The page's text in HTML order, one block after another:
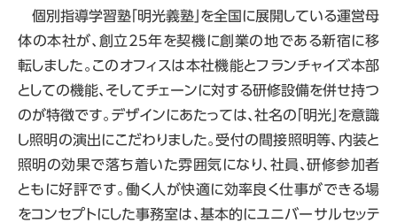
個別指導学習塾「明光義塾」を全国に展開している運営母
体の本社が、創立25年を契機に創業の地である新宿に移
転しました。このオフィスは本社機能とフランチャイズ本部
としての機能、そしてチェーンに対する研修設備を併せ持つ
のが特徴です。デザインにあたっては、社名の「明光」を意識
し照明の演出にこだわりました。受付の間接照明等、内装と
照明の効果で落ち着いた雰囲気になり、社員、研修参加者
ともに好評です。働く人が快適に効率良く仕事ができる場
をコンセプトにした事務室は、基本的にユニバーサルセッテ